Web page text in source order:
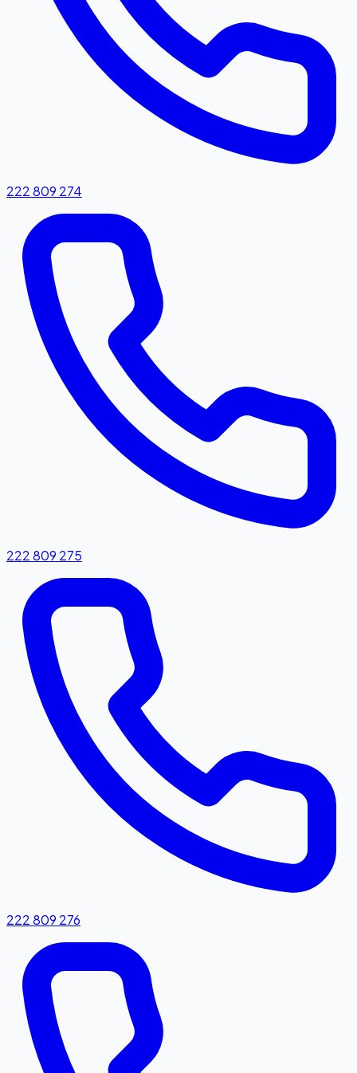
222 809 274
222 809 275
222 809 276